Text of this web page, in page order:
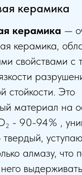
керамика
керамика —
керамика,
свойствами с
стойкости. Это
материал на
2 - 90-94% ,
твердый,
алмазу, что
него